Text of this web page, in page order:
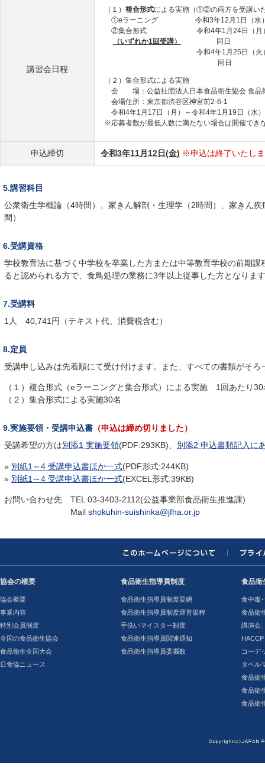
講習会日程
（１）複合形式による実施（①②の両方を受講い
①eラーニング 令和3年12月1日（水）～
②集合形式 令和4年1月24日（月）
（いずれか1回受講）
同日 14:00
令和4年1月25日（火）
同日 14:00～
（２）集合形式による実施
会 場：公益社団法人日本食品衛生協会 食品
会場住所：東京都渋谷区神宮前2-6-1
令和4年1月17日（月）～令和4年1月19日（水
※応募者数が最低人数に満たない場合は開催でき
申込締切 令和3年11月12日(金) ※申込は終了いたし
5.講習科目
公衆衛生学概論（4時間）、家きん解剖・生理学（2時間）、家きん
間）
6.受講資格
学校教育法に基づく中学校を卒業した方または中等教育学校の前期
ると認められる方で、食鳥処理の業務に3年以上従事した方となりま
7.受講料
1人 40,741円（テキスト代、消費税含む）
8.定員
受講申し込みは先着順にて受け付けます。また、すべての書類がそ
（１）複合形式（eラーニングと集合形式）による実施 1回あたり
（２）集合形式による実施30名
9.実施要領・受講申込書 （申込は締め切りました）
受講希望の方は別添1 実施要領(PDF:293KB)、 別添2 申込書類記入に
» 別紙1～4 受講申込書ほか一式(PDF形式:244KB)
» 別紙1～4 受講申込書ほか一式(EXCEL形式:39KB)
お問い合わせ先 TEL 03-3403-2112(公益事業部食品衛生推進課)
Mailshokuhin-suishinka@jfha.or.jp
協会の概要
協会概要
事業内容
特別会員制度
全国の食品衛生協会
食品衛生全国大会
日食協ニュース
食品衛生指導員制度
食品衛生指導員制度要網
食品衛生指導員制度運営規程
手洗いマイスター制度
食品衛生指導員関連通知
食品衛生指導員委嘱数
食品衛
食中毒
食品衛
講演会
HACCP
コーデ
タベル
食品衛
食品衛
食品衛